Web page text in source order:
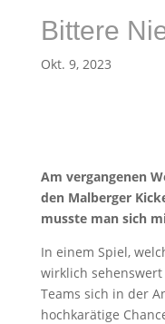
Bittere
Okt. 9, 2023
Am vergangenen
den Malberger
musste man sich
In einem Spiel,
wirklich
Teams sich in der
hochkarätige